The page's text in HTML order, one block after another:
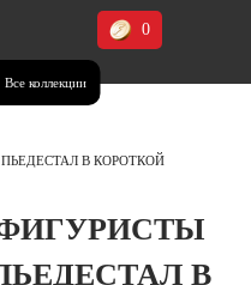
Все коллекции
0
В КОРОТКОЙ
В